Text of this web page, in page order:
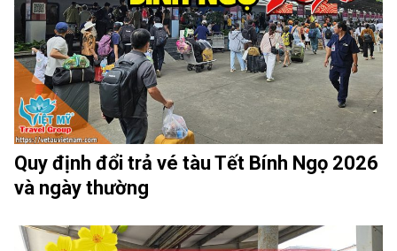
Quy định đổi trả vé tàu Tết Bính Ngọ 2026
và ngày thường